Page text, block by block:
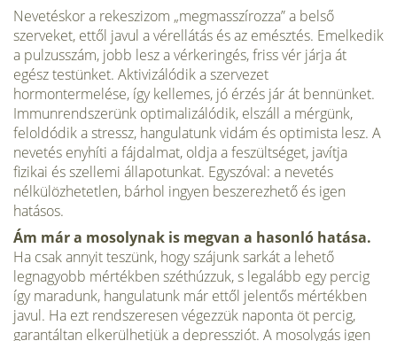
Nevetéskor a rekeszizom „megmasszírozza” a belső
szerveket, ettől javul a vérellátás és az emésztés. Emelkedik
a pulzusszám, jobb lesz a vérkeringés, friss vér járja át
egész testünket. Aktivizálódik a szervezet
hormontermelése, így kellemes, jó érzés jár át bennünket.
Immunrendszerünk optimalizálódik, elszáll a mérgünk,
feloldódik a stressz, hangulatunk vidám és optimista lesz. A
nevetés enyhíti a fájdalmat, oldja a feszültséget, javítja
fizikai és szellemi állapotunkat. Egyszóval: a nevetés
nélkülözhetetlen, bárhol ingyen beszerezhető és igen
hatásos.
Ám már a mosolynak is megvan a hasonló hatása.
Ha csak annyit teszünk, hogy szájunk sarkát a lehető
legnagyobb mértékben széthúzzuk, s legalább egy percig
így maradunk, hangulatunk már ettől jelentős mértékben
javul. Ha ezt rendszeresen végezzük naponta öt percig,
garantáltan elkerülhetjük a depressziót. A mosolygás igen